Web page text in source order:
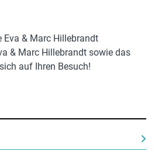
& Marc Hillebrandt sowie das
auf Ihren Besuch!